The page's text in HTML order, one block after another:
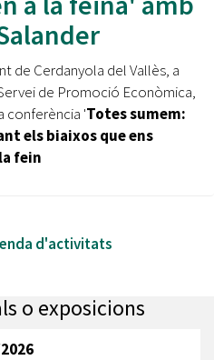
de Cerdanyola del Vallès, a
de Promoció Econòmica,
conferència 'Totes sumem:
els biaixos que ens
fein
d'activitats
o exposicions